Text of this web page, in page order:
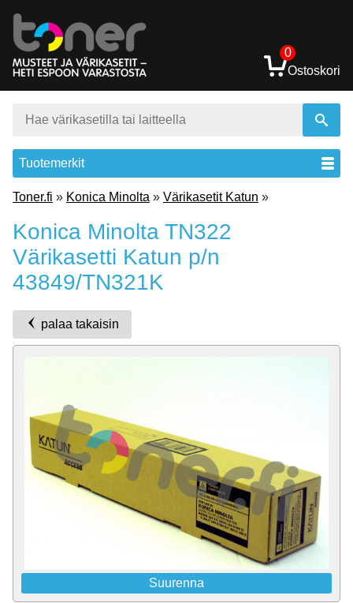
0
Ostoskori
Tuotemerkit
Toner.fi » Konica Minolta » Värikasetit Katun »
Konica Minolta TN322
Värikasetti Katun p/n
43849/TN321K
palaa takaisin
Suurenna